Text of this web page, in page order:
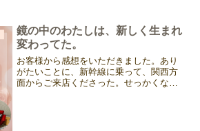
人。オーラからマゼンタが溢れ出ている
のだ♪( ´▽｀)（...
鏡の中のわたしは、新しく生まれ
変わってた。
お客様から感想をいただきました。あり
がたいことに、新幹線に乗って、関西方
面からご来店くださった。せっかくなの